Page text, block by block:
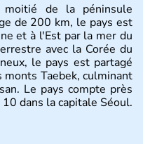
de la péninsule
de 200 km, le pays est
et à l'Est par la mer du
avec la Corée du
le pays est partagé
monts Taebek, culminant
Le pays compte près
dans la capitale Séoul.